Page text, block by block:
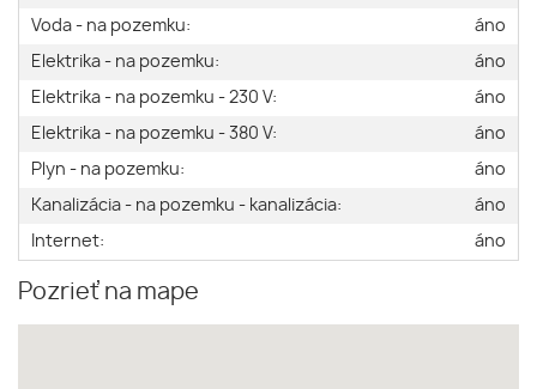
Voda - na pozemku:
áno
Elektrika - na pozemku:
áno
Elektrika - na pozemku - 230 V:
áno
Elektrika - na pozemku - 380 V:
áno
Plyn - na pozemku:
áno
Kanalizácia - na pozemku - kanalizácia:
áno
Internet:
áno
Pozrieť na mape